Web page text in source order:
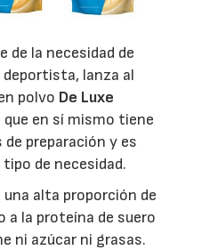
de la necesidad de
lanza al
polvo De Luxe
que en sí mismo tiene
preparación y es
de necesidad.
alta proporción de
a la proteína de suero
ni azúcar ni grasas.